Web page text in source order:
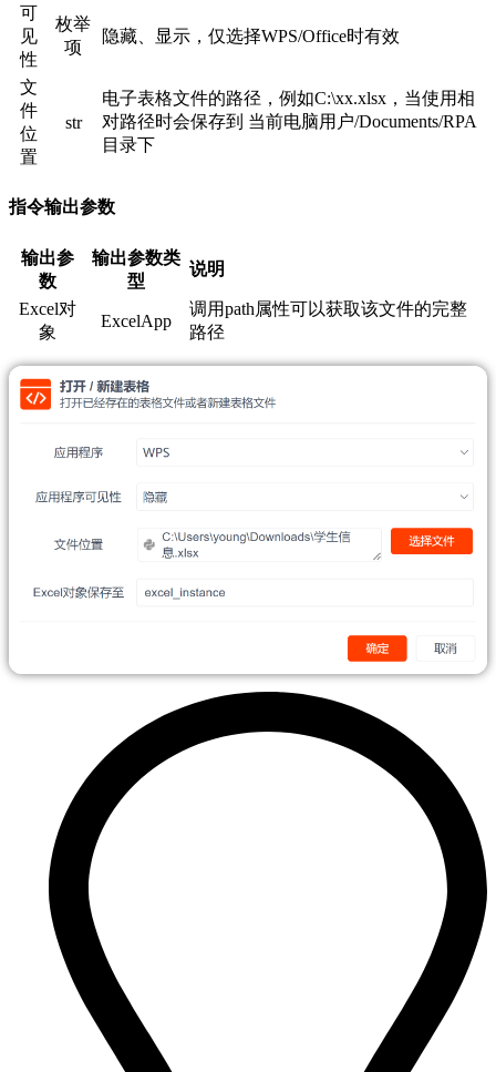
可
见
性
枚举
项
隐藏、显示，仅选择WPS/Office时有效
文
件
位
置
str
电子表格文件的路径，例如C:\xx.xlsx，当使用相
对路径时会保存到 当前电脑用户/Documents/RPA
目录下
指令输出参数
输出参
数
输出参数类
型
说明
Excel对
象
ExcelApp
调用path属性可以获取该文件的完整
路径